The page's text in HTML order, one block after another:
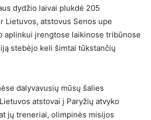
dydžio laivai plukdė 205
Lietuvos, atstovus Senos upe
aplinkui įrengtose laikinose tribūnose
stebėjo keli šimtai tūkstančių
dalyvavusių mūsų šalies
atstovai į Paryžių atvyko
jų treneriai, olimpinės misijos